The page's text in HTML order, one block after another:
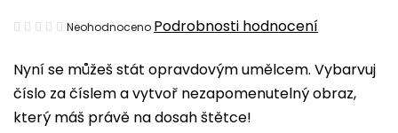
Nyní se můžeš stát opravdovým umělcem. Vybarvuj
číslo za číslem a vytvoř nezapomenutelný obraz,
který máš právě na dosah štětce!
Průměrné
produktu
je
0,0
Neohodnoceno Podrobnosti hodnocení